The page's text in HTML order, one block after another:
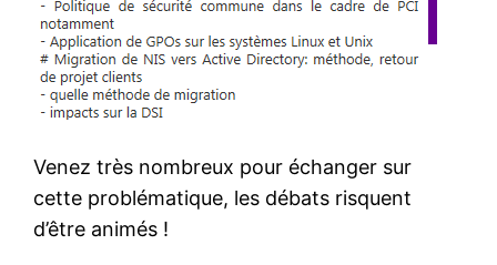
Venez très nombreux pour échanger sur
cette problématique, les débats risquent
d’être animés !